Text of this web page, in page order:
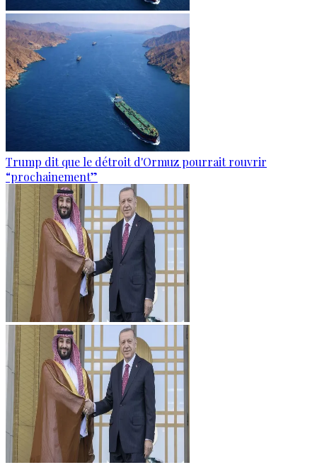
Trump dit que le détroit d'Ormuz pourrait rouvrir
“prochainement”